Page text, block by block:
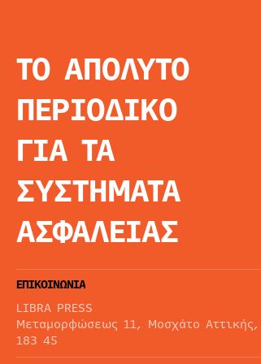
ΤΟ ΑΠΟΛΥΤΟ
ΠΕΡΙΟΔΙΚΟ
ΓΙΑ ΤΑ
ΣΥΣΤΗΜΑΤΑ
ΑΣΦΑΛΕΙΑΣ
ΕΠΙΚΟΙΝΩΝΙΑ
LIBRA PRESS
Μεταμορφώσεως 11, Μοσχάτο Αττικής,
183 45